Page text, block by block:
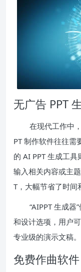
无广告 PPT
在现代工作中
PT 制作软件往往需
的 AI PPT 生成工
输入相关内容或主
T，大幅节省了时间
“AIPPT 生成器
和设计选项，用户
专业级的演示文稿。
免费作曲软